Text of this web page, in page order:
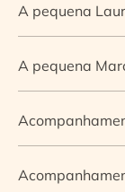
A pequena
A pequena